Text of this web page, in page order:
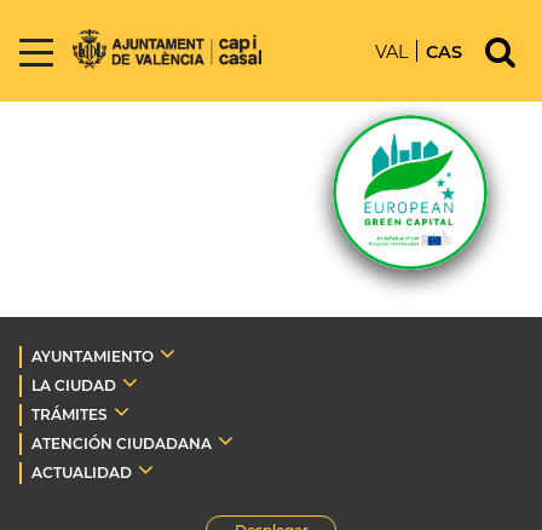
VAL CAS
AYUNTAMIENTO
LA CIUDAD
TRÁMITES
ATENCIÓN CIUDADANA
ACTUALIDAD